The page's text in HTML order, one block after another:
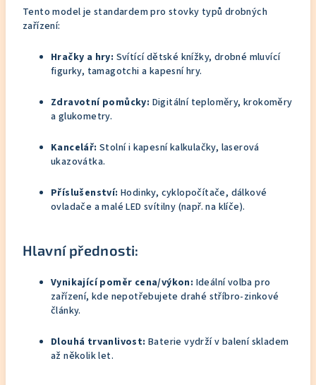
Tento model je standardem pro stovky typů drobných
zařízení:
Hračky a hry: Svítící dětské knížky, drobné mluvící
figurky, tamagotchi a kapesní hry.
Zdravotní pomůcky: Digitální teploměry, krokoměry
a glukometry.
Kancelář: Stolní i kapesní kalkulačky, laserová
ukazovátka.
Příslušenství: Hodinky, cyklopočítače, dálkové
ovladače a malé LED svítilny (např. na klíče).
Hlavní přednosti:
Vynikající poměr cena/výkon: Ideální volba pro
zařízení, kde nepotřebujete drahé stříbro-zinkové
články.
Dlouhá trvanlivost: Baterie vydrží v balení skladem
až několik let.